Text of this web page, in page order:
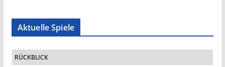
Aktuelle Spiele
RÜCKBLICK